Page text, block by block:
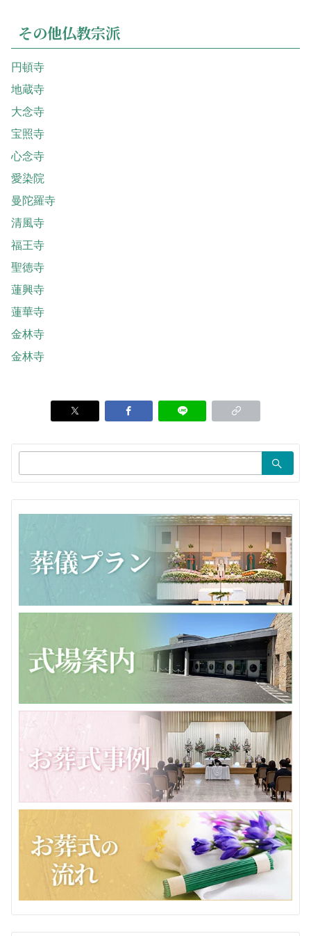
その他仏教宗派
円頓寺
地蔵寺
大念寺
宝照寺
心念寺
愛染院
曼陀羅寺
清風寺
福王寺
聖徳寺
蓮興寺
蓮華寺
金林寺
金林寺
索：